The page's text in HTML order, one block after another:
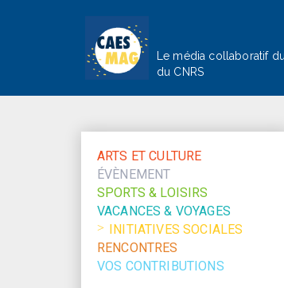
Le média collaboratif
du CNRS
ARTS ET CULTURE
ÉVÈNEMENT
SPORTS & LOISIRS
VACANCES & VOYAGES
INITIATIVES SOCIALES
RENCONTRES
VOS CONTRIBUTIONS